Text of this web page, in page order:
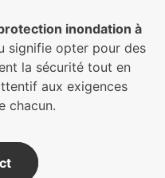
inondation à
signifie opter pour des
la sécurité tout en
aux exigences
chacun.